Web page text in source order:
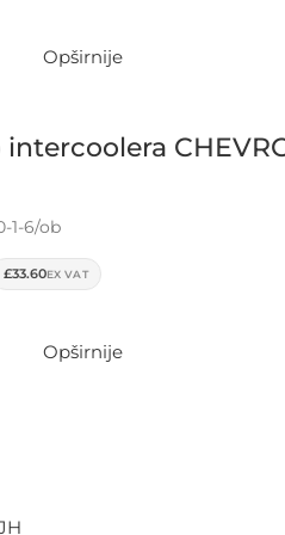
Opširnije
1-6/ob
£33.60EX VAT
Opširnije